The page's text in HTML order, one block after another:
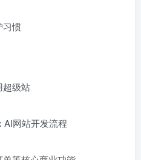
习惯
超级站
AI网站开发流程